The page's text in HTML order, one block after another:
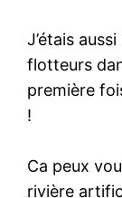
J’étais
flotteurs
première
!
Ca peux
rivière